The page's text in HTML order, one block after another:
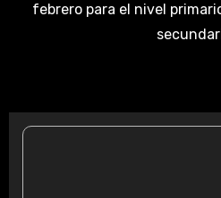
febrero para el nivel